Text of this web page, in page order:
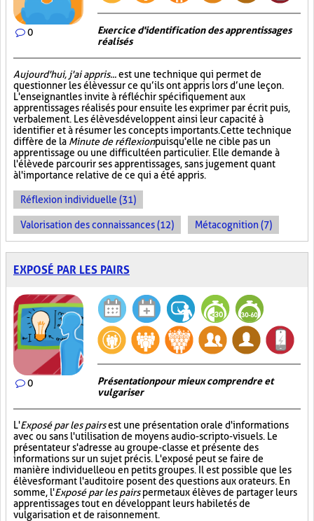
0
Exercice d'identification des apprentissages
réalisés
Aujourd'hui, j'ai appris...est une technique qui permet de
questionner les élèves sur ce qu’ils ont appris lors d’une leçon.
L'enseignant les invite à réfléchir spécifiquement aux
apprentissages réalisés pour ensuite les exprimer par écrit puis,
verbalement. Les élèves développent ainsi leur capacité à
identifier et à résumer les concepts importants. Cette technique
diffère de la Minute de réflexionpuisqu'elle ne cible pas un
apprentissage ou une difficulté en particulier. Elle demande à
l'élève de parcourir ses apprentissages, sans jugement quant
à l'importance relative de ce qui a été appris.
Réflexion individuelle (31)
Valorisation des connaissances (12) Métacognition (7)
EXPOSÉ PAR LES PAIRS
0
Présentation pour mieux comprendre et
vulgariser
L'Exposé par les pairsest une présentation orale d'informations
avec ou sans l'utilisation de moyens audio-scripto-visuels. Le
présentateur s'adresse au groupe-classe et présente des
informations sur un sujet précis. L'exposé peut se faire de
manière individuelle ou en petits groupes. Il est possible que les
élèves formant l'auditoire posent des questions aux orateurs. En
somme, l'Exposé par les pairspermet aux élèves de partager leurs
apprentissages tout en développant leurs habiletés de
vulgarisation et de raisonnement.